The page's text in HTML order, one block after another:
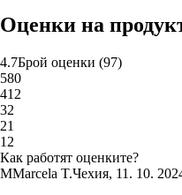
Оценки на
4.7Брой оценки (97)
580
412
32
21
1 2
Как работят оценките?
MMarcela T.Чехия, 11. 10.